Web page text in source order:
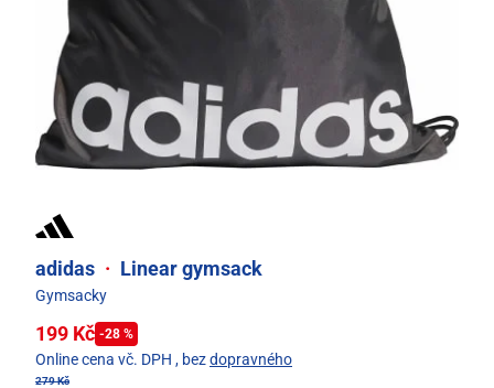
adidas · Linear gymsack
Gymsacky
199 Kč -28 %
Online cena vč. DPH , bezdopravného
279 Kč